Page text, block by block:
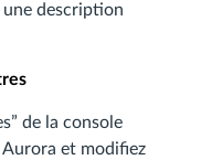
description
de la console
Aurora et modifiez